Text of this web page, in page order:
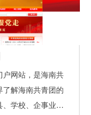
户网站，是海南共
了解海南共青团的
、学校、企事业等